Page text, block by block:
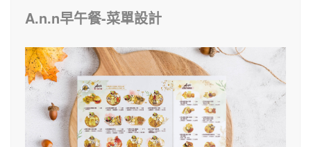
A.n.n早午餐-菜單設計